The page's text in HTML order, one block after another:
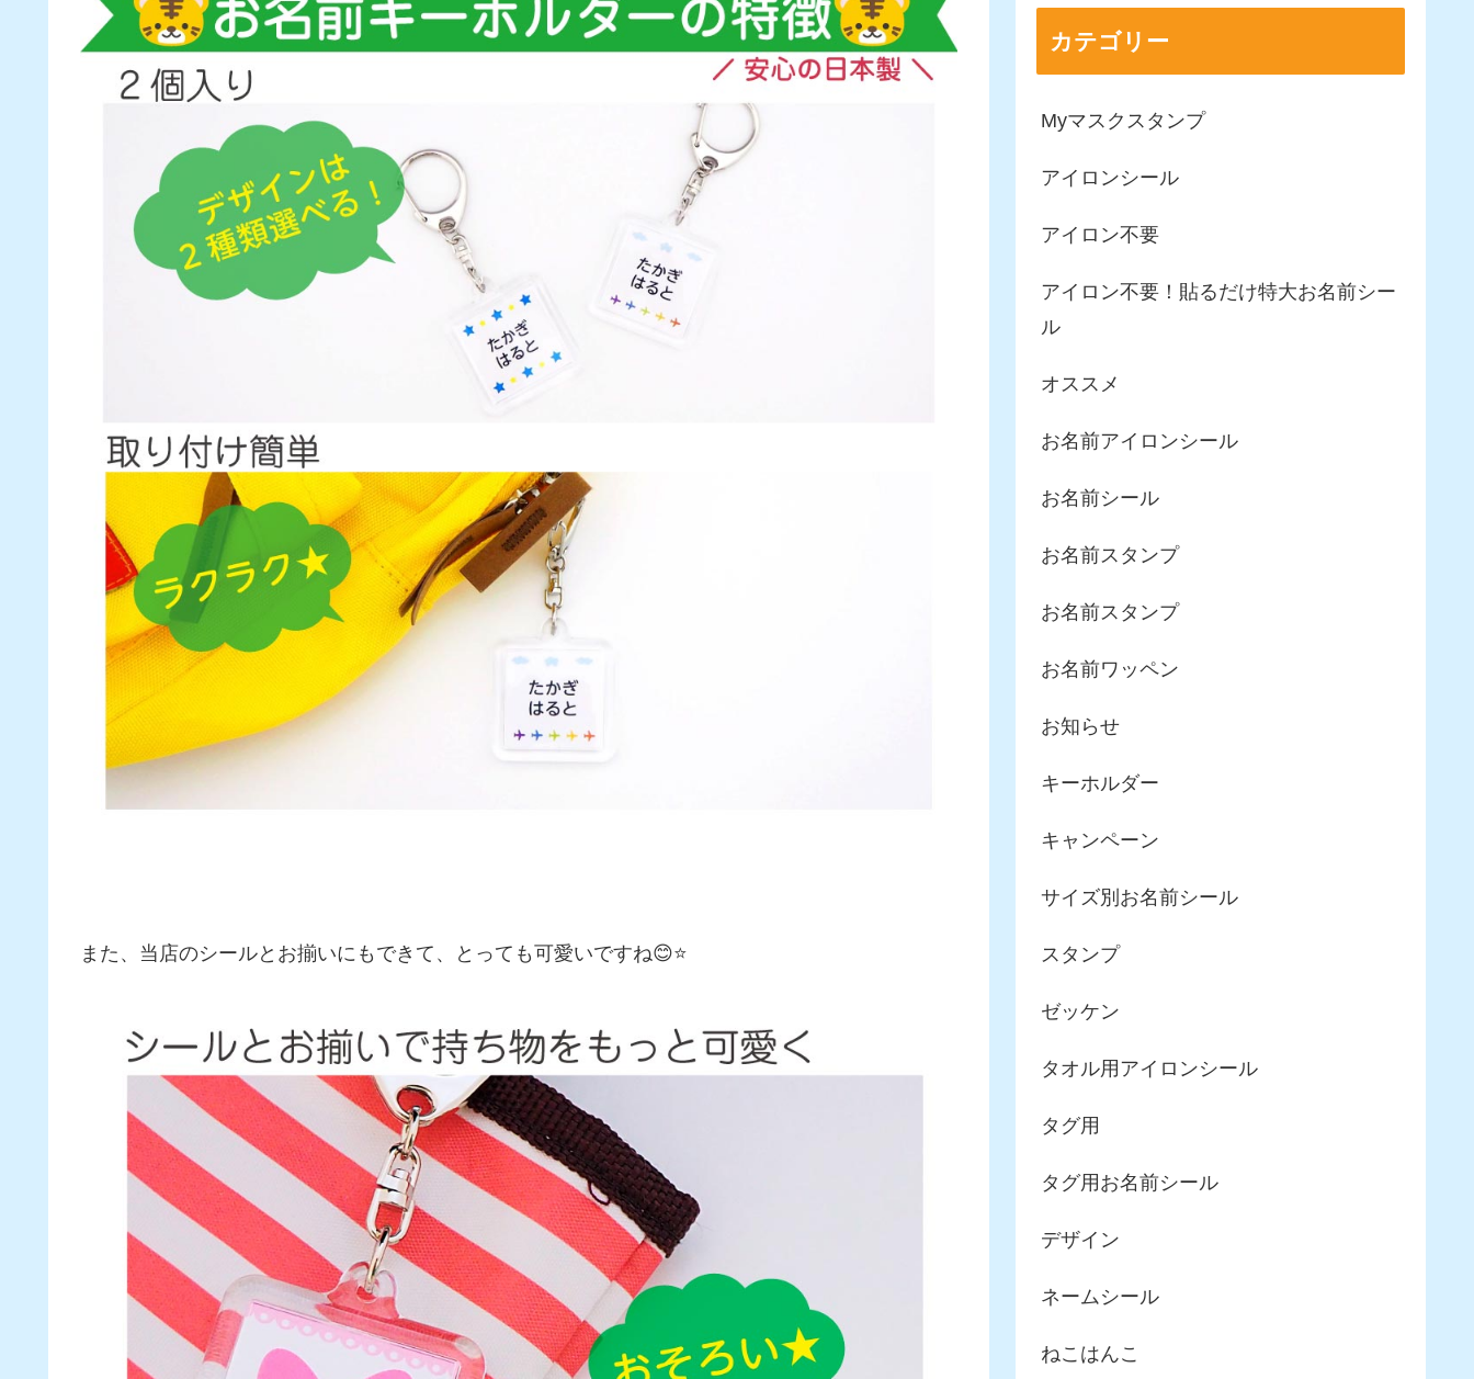
また、当店のシールとお揃いにもできて、とっても可愛いですね😊⭐
カテゴリー
Myマスクスタンプ
アイロンシール
アイロン不要
アイロン不要！貼るだけ特大お名前シー
ル
オススメ
お名前アイロンシール
お名前シール
お名前スタンプ
お名前スタンプ
お名前ワッペン
お知らせ
キーホルダー
キャンペーン
サイズ別お名前シール
スタンプ
ゼッケン
タオル用アイロンシール
タグ用
タグ用お名前シール
デザイン
ネームシール
ねこはんこ